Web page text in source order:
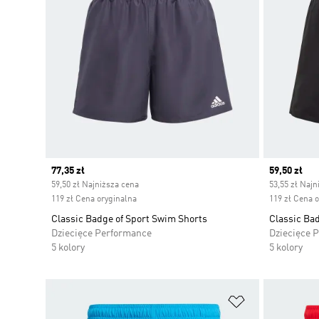
Current price
77,35 zł
59,50 zł Najniższa cena
119 zł Cena oryginalna
Classic Badge of Sport Swim Shorts
Dziecięce Performance
5 kolory
Current
59,50 zł
53,55 zł
119 zł Cena
Classic
Dziecięce
5 kolory